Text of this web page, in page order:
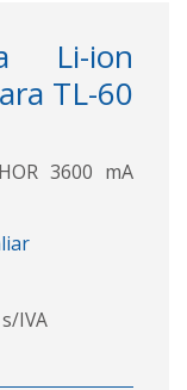
Li-ion
TL-60
3600 mA
IVA